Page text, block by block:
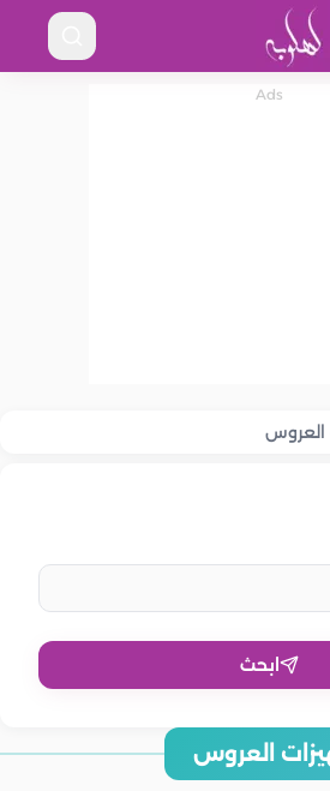
العروس
ابحث
العروس
العروس قبل حفل الزفاف بشهرين
تجنبيها لتحظي بيوم مثالي دون